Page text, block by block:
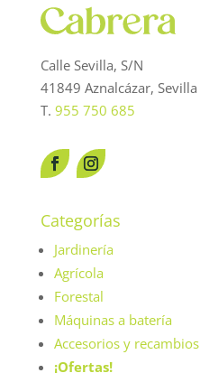
Calle Sevilla, S/N
41849 Aznalcázar, Sevilla
T. 955 750 685
Categorías
Jardinería
Agrícola
Forestal
Máquinas a batería
Accesorios y recambios
¡Ofertas!